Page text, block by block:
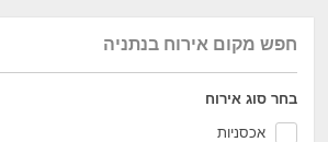
חפש מקום אירוח בנתניה
בחר סוג אירוח
אכסניות